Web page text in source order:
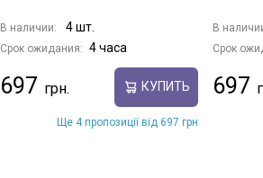
В наличии: 4 шт.
Срок ожидания: 4 часа
697 КУПИТЬ
Ще 4 пропозиції від 697 грн
В
Срок
697